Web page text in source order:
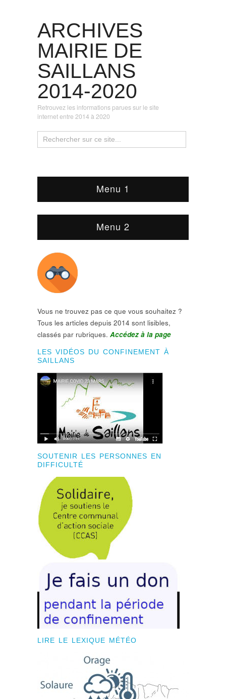
ARCHIVES
MAIRIE DE
SAILLANS
2014-2020
Retrouvez les informations parues sur le site
internet entre 2014 à 2020
Menu 1
Menu 2
Vous ne trouvez pas ce que vous souhaitez ?
Tous les articles depuis 2014 sont lisibles,
classés par rubriques. Accédez à la page
LES VIDÉOS DU CONFINEMENT À
SAILLANS
SOUTENIR LES PERSONNES EN
DIFFICULTÉ
LIRE LE LEXIQUE MÉTÉO